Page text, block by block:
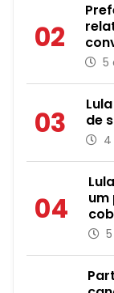
02
5
03
de
4
04
um